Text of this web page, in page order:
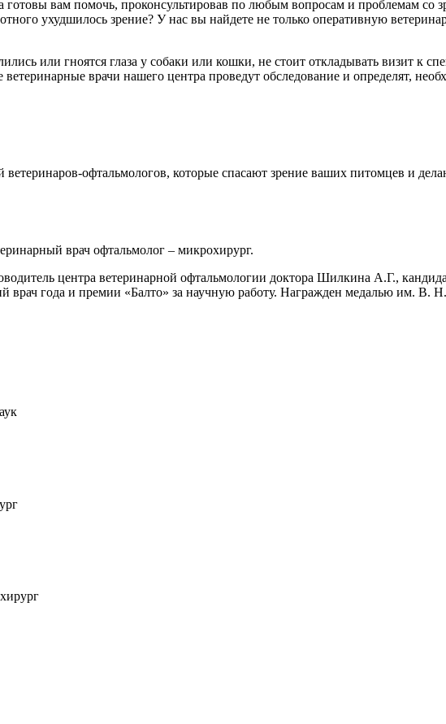
вам помочь, проконсультировав по любым вопросам и проблемам со
ухудшилось зрение? У нас вы найдете не только оперативную
или гноятся глаза у собаки или кошки, не стоит откладывать визит к
врачи нашего центра проведут обследование и определят,
офтальмологов, которые спасают зрение ваших питомцев и
врач офтальмолог – микрохирург.
центра ветеринарной офтальмологии доктора Шилкина А.Г.,
врач года и премии «Балто» за научную работу. Награжден медалью им. В.